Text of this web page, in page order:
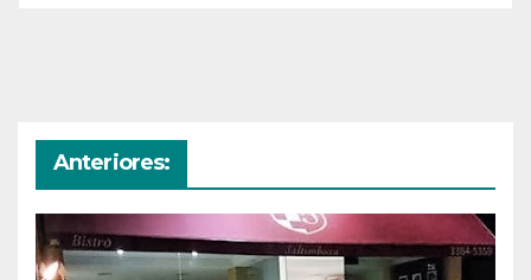
Anteriores: